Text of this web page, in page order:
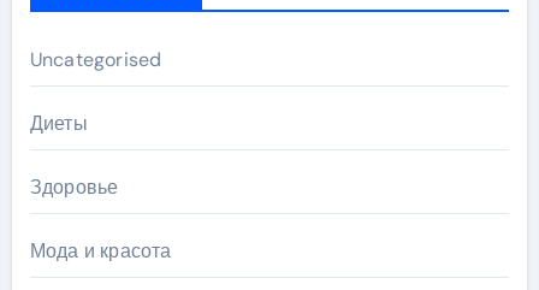
Uncategorised
Диеты
Здоровье
Мода и красота